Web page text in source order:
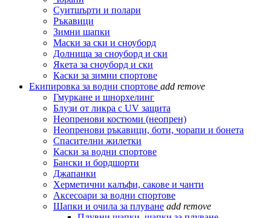
Суитшърти и полари
Ръкавици
Зимни шапки
Маски за ски и сноуборд
Долнища за сноуборд и ски
Якета за сноуборд и ски
Каски за зимни спортове
Екипировка за водни спортове add remove
Гмуркане и шнорхелинг
Блузи от ликра с UV защита
Неопренови костюми (неопрен)
Неопренови ръкавици, боти, чорапи и бонета
Спасителни жилетки
Каски за водни спортове
Бански и бордшорти
Джапанки
Херметични калъфи, сакове и чанти
Аксесоари за водни спортове
Шапки и очила за плуване add remove